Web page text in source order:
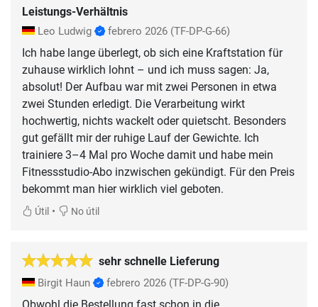
Leistungs-Verhältnis
Leo Ludwig febrero 2026 (TF-DP-G-66)
Ich habe lange überlegt, ob sich eine Kraftstation für
zuhause wirklich lohnt – und ich muss sagen: Ja,
absolut! Der Aufbau war mit zwei Personen in etwa
zwei Stunden erledigt. Die Verarbeitung wirkt
hochwertig, nichts wackelt oder quietscht. Besonders
gut gefällt mir der ruhige Lauf der Gewichte. Ich
trainiere 3–4 Mal pro Woche damit und habe mein
Fitnessstudio-Abo inzwischen gekündigt. Für den Preis
bekommt man hier wirklich viel geboten.
Útil • No útil
sehr schnelle Lieferung
Birgit Haun febrero 2026 (TF-DP-G-90)